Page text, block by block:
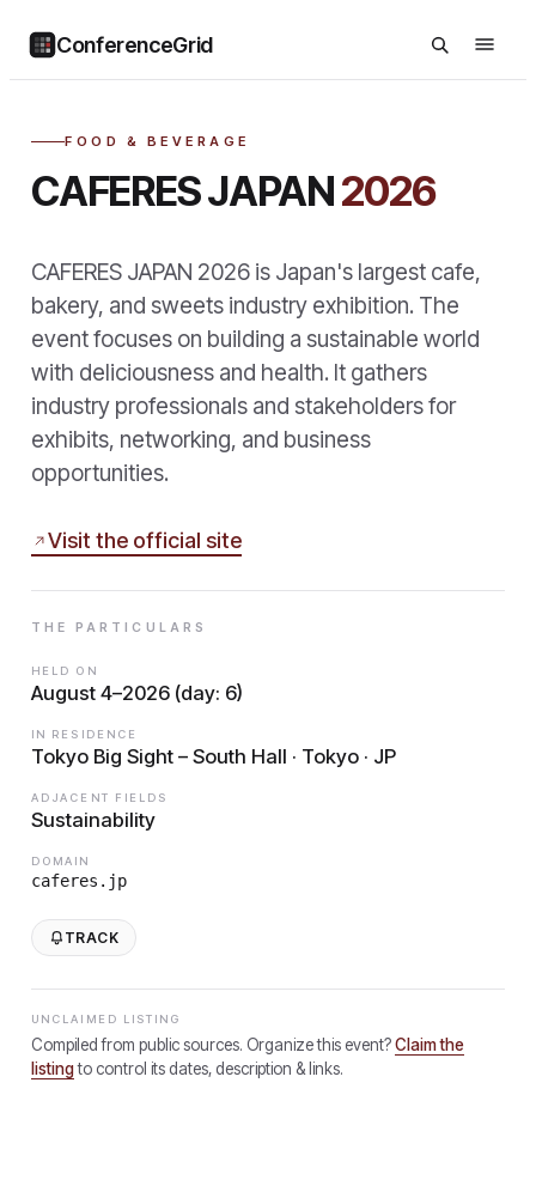
ConferenceGrid
FOOD & BEVERAGE
CAFERES JAPAN2026
CAFERES JAPAN 2026 is Japan's largest cafe,
bakery, and sweets industry exhibition. The
event focuses on building a sustainable world
with deliciousness and health. It gathers
industry professionals and stakeholders for
exhibits, networking, and business
opportunities.
Visit the official site
THE PARTICULARS
HELD ON
August 4–2026 (day: 6)
IN RESIDENCE
Tokyo Big Sight – South Hall · Tokyo · JP
ADJACENT FIELDS
Sustainability
DOMAIN
caferes.jp
TRACK
UNCLAIMED LISTING
Compiled from public sources. Organize this event?Claim the
listingto control its dates, description & links.